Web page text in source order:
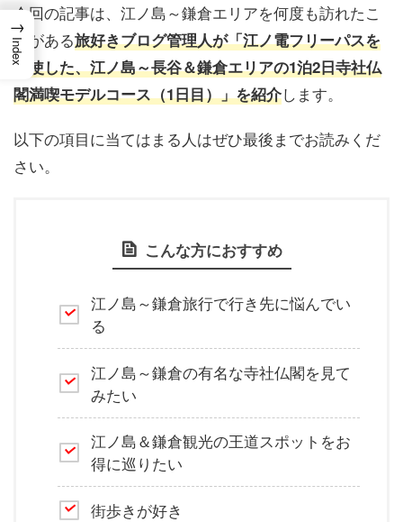
今回の記事は、江ノ島～鎌倉エリアを何度も訪れたこ
とがある旅好きブログ管理人が「江ノ電フリーパスを
駆使した、江ノ島～長谷＆鎌倉エリアの1泊2日寺社仏
閣満喫モデルコース（1日目）」を紹介します。
以下の項目に当てはまる人はぜひ最後までお読みくだ
さい。
こんな方におすすめ
江ノ島～鎌倉旅行で行き先に悩んでい
る
江ノ島～鎌倉の有名な寺社仏閣を見て
みたい
江ノ島＆鎌倉観光の王道スポットをお
得に巡りたい
街歩きが好き
→
Index